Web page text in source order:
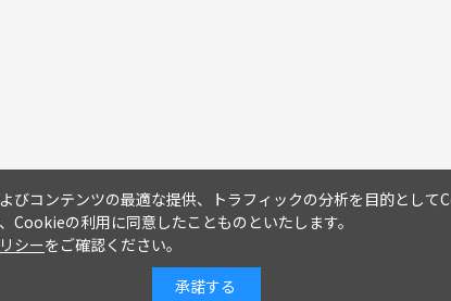
びコンテンツの最適な提供、トラフィックの分析を目的として
Cookieの利用に同意したことものといたします。
シーをご確認ください。
承諾する